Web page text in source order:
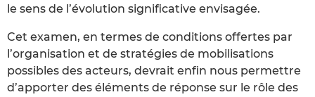
le sens de l’évolution significative envisagée.
Cet examen, en termes de conditions offertes par
l’organisation et de stratégies de mobilisations
possibles des acteurs, devrait enfin nous permettre
d’apporter des éléments de réponse sur le rôle des